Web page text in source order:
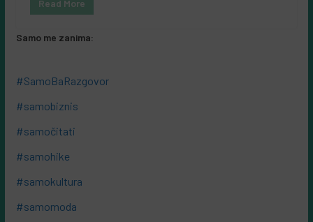
Read More
Samo me zanima:
#SamoBaRazgovor
#samobiznis
#samočitati
#samohike
#samokultura
#samomoda